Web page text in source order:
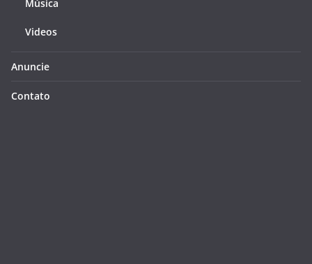
Música
Videos
Anuncie
Contato